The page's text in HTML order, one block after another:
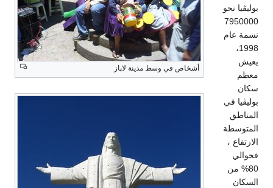
أشخاص في وسط مدينة لاپاز
بوليڤيا نحو
7950000
نسمة عام
1998،
يعيش
معظم
سكان
بوليڤيا في
المناطق
المتوسطة
الارتفاع ،
فحوالي
80% من
السكان